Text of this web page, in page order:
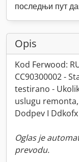
последњи пут
Opis
Kod Ferwood:
CC90300002 -
testirano -
uslugu
Dodpev I
Oglas je
prevodu.